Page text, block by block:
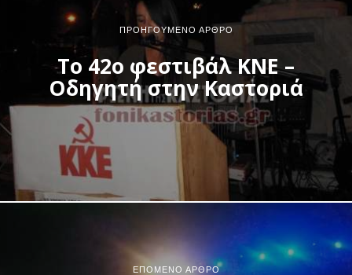
ΠΡΟΗΓΟΎΜΕΝΟ ΆΡΘΡΟ
Το 42ο φεστιβάλ ΚΝΕ –
Οδηγητή στην Καστοριά
ΕΠΌΜΕΝΟ ΆΡΘΡΟ